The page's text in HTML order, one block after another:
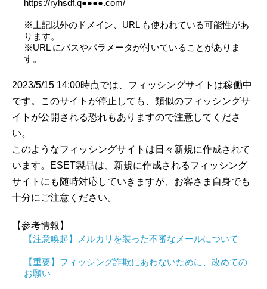
https://ryhsdf.q●●●●.com/
※上記以外のドメイン、URL も使われている可能性があ
ります。
※URL にパスやパラメータが付いていることがありま
す。
2023/5/15 14:00時点では、フィッシングサイトは稼働中
です。このサイトが停止しても、類似のフィッシングサ
イトが公開される恐れもありますので注意してくださ
い。
このようなフィッシングサイトは日々新規に作成されて
います。ESET製品は、新規に作成されるフィッシング
サイトにも随時対応していきますが、お客さま自身でも
十分にご注意ください。
【参考情報】
【注意喚起】メルカリを装った不審なメールについて
【重要】フィッシング詐欺にあわないために、改めての
お願い